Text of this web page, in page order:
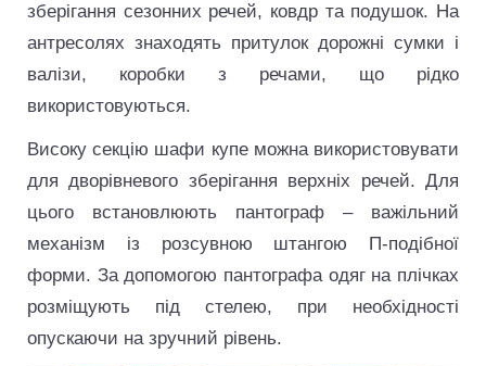
зберігання сезонних речей, ковдр та подушок. На
антресолях знаходять притулок дорожні сумки і
валізи, коробки з речами, що рідко
використовуються.
Високу секцію шафи купе можна використовувати
для дворівневого зберігання верхніх речей. Для
цього встановлюють пантограф – важільний
механізм із розсувною штангою П-подібної
форми. За допомогою пантографа одяг на плічках
розміщують під стелею, при необхідності
опускаючи на зручний рівень.